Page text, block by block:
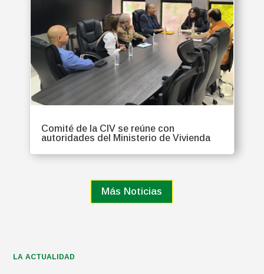
Comité de la CIV se reúne con
autoridades del Ministerio de Vivienda
Más Noticias
LA ACTUALIDAD